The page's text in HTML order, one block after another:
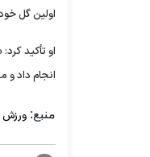
اولین گل
او تأکید
انجام داد و
منبع: ورزش